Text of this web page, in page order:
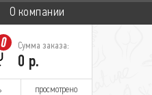
О компании
0 Сумма заказа:
0 р.
просмотрено